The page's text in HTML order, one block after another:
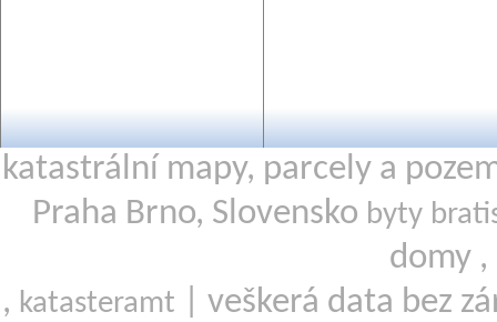
katastrální mapy, parcely a
Praha Brno, Slovensko byty
domy ,
, katasteramt
| veškerá data bez